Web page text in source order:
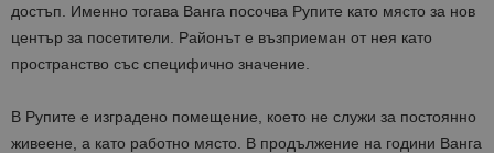
достъп. Именно тогава Ванга посочва Рупите като място за нов
център за посетители. Районът е възприеман от нея като
пространство със специфично значение.
В Рупите е изградено помещение, което не служи за постоянно
живеене, а като работно място. В продължение на години Ванга